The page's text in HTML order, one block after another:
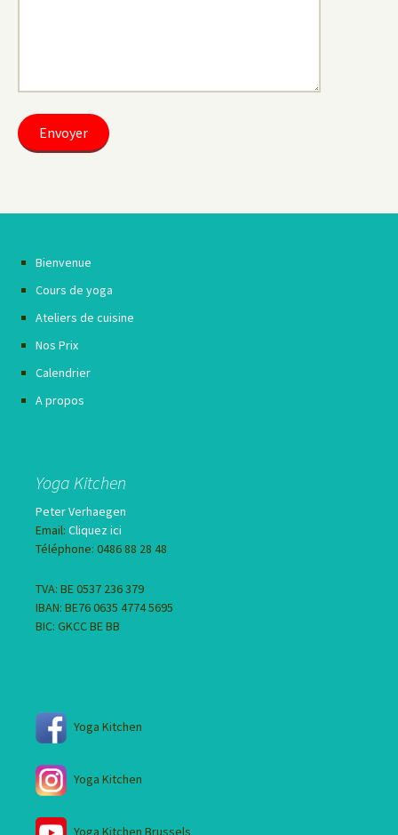
Bienvenue
Cours de yoga
Ateliers de cuisine
Nos Prix
Calendrier
A propos
Yoga Kitchen
Peter Verhaegen
Email: Cliquez ici
Téléphone: 0486 88 28 48
TVA: BE 0537 236 379
IBAN: BE76 0635 4774 5695
BIC: GKCC BE BB
Yoga Kitchen
Yoga Kitchen
Yoga Kitchen Brussels